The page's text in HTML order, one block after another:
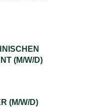
(M/W/D)
(M/W/D)